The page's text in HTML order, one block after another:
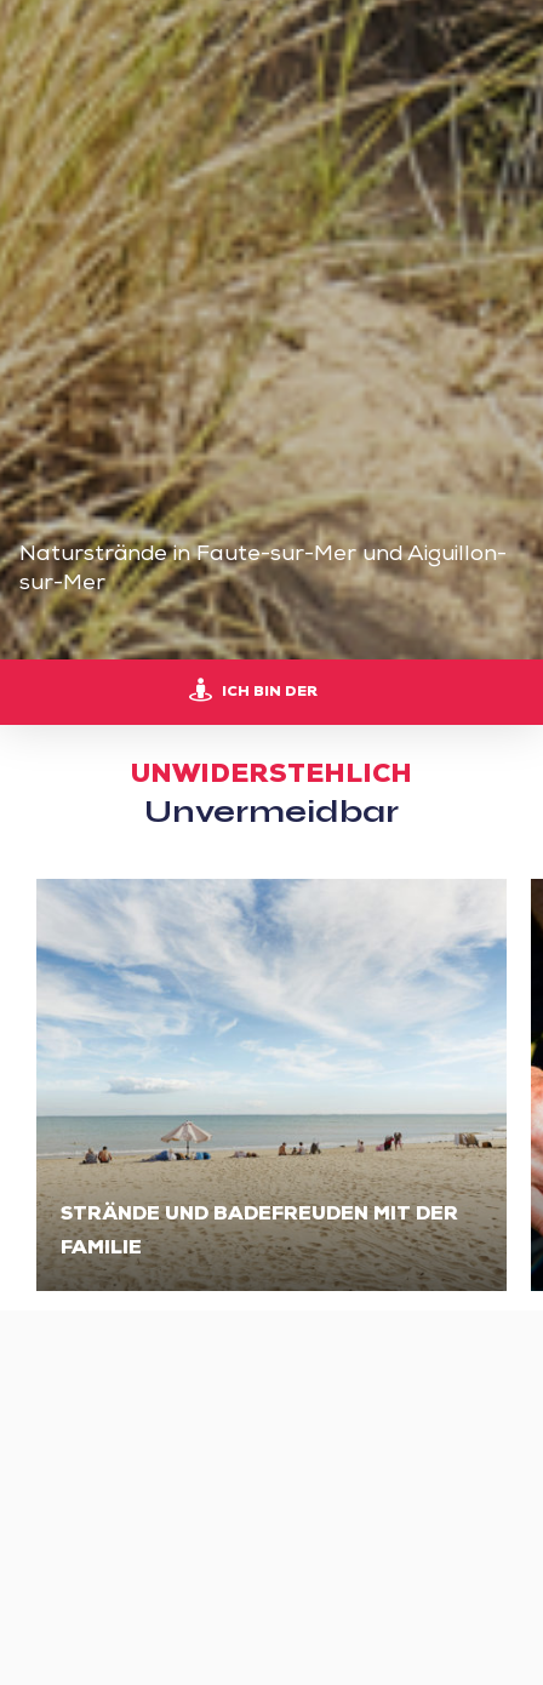
Naturstrände in Faute-sur-Mer und Aiguillon-
sur-Mer
ICH BIN DER
UNWIDERSTEHLICH
Unvermeidbar
STRÄNDE UND BADEFREUDEN MIT DER
FAMILIE